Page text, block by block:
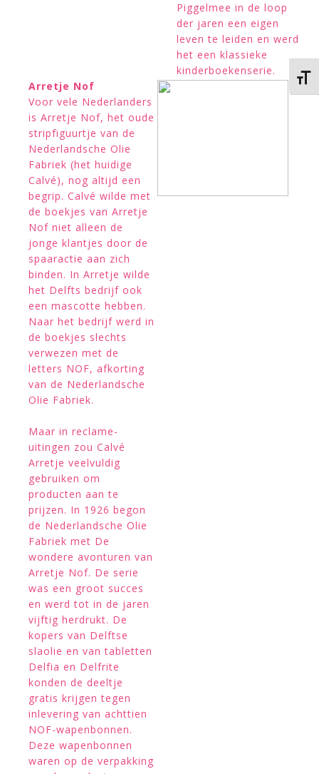
Piggelmee in de loop
der jaren een eigen
leven te leiden en werd
het een klassieke
kinderboekenserie.
Arretje Nof
Voor vele Nederlanders
is Arretje Nof, het oude
stripfiguurtje van de
Nederlandsche Olie
Fabriek (het huidige
Calvé), nog altijd een
begrip. Calvé wilde met
de boekjes van Arretje
Nof niet alleen de
jonge klantjes door de
spaaractie aan zich
binden. In Arretje wilde
het Delfts bedrijf ook
een mascotte hebben.
Naar het bedrijf werd in
de boekjes slechts
verwezen met de
letters NOF, afkorting
van de Nederlandsche
Olie Fabriek.
Maar in reclame-
uitingen zou Calvé
Arretje veelvuldig
gebruiken om
producten aan te
prijzen. In 1926 begon
de Nederlandsche Olie
Fabriek met De
wondere avonturen van
Arretje Nof. De serie
was een groot succes
en werd tot in de jaren
vijftig herdrukt. De
kopers van Delftse
slaolie en van tabletten
Delfia en Delfrite
konden de deeltje
gratis krijgen tegen
inlevering van achttien
NOF-wapenbonnen.
Deze wapenbonnen
waren op de verpakking